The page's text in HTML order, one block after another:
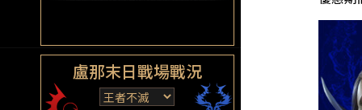
盧那末日戰場戰況